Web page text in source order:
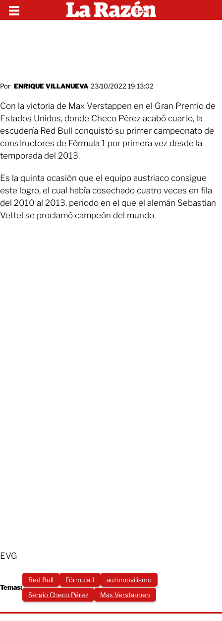
Por: ENRIQUE VILLANUEVA 23/10/2022 19:13:02
Con la victoria de Max Verstappen en el Gran Premio de
Estados Unidos, donde Checo Pérez acabó cuarto, la
escudería Red Bull conquistó su primer campeonato de
constructores de Fórmula 1 por primera vez desde la
temporada del 2013.
Es la quinta ocasión que el equipo austriaco consigue
este logro, el cual había cosechado cuatro veces en fila
del 2010 al 2013, periodo en el que el alemán Sebastian
Vettel se proclamó campeón del mundo.
EVG
Temas:
Red Bull Fórmula 1
automovilismo
Sergio Checo Pérez
Max Verstappen